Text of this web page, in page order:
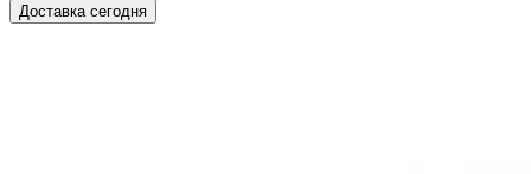
Доставка сегодня